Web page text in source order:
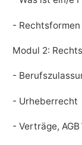
- Rechtsformen
Modul 2:
-
- Urheberrecht
- Verträge,